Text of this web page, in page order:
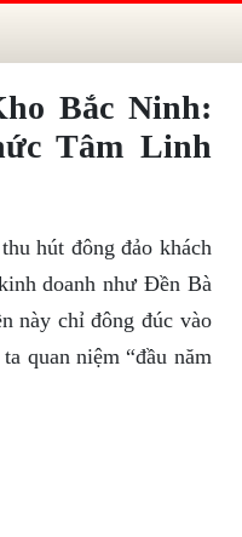
Bắc Ninh:
Tâm Linh
hút đông đảo khách
doanh như Đền Bà
này chỉ đông đúc vào
quan niệm “đầu năm